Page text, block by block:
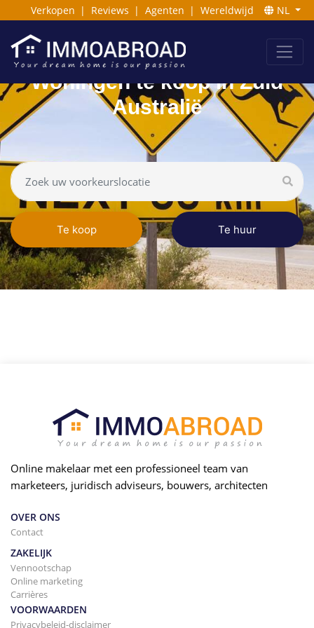
Verkopen | Reviews | Agenten | Wereldwijd NL
Woningen te koop in Zuid
Australië
Te koop Te huur
Online makelaar met een professioneel team van
marketeers, juridisch adviseurs, bouwers, architecten
OVER ONS
Contact
ZAKELIJK
Vennootschap
Online marketing
Carrières
VOORWAARDEN
Privacybeleid-disclaimer